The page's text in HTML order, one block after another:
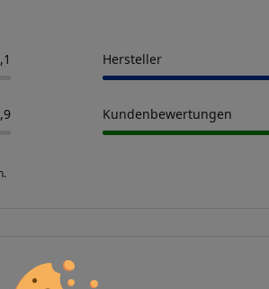
Hersteller
Kundenbewertungen